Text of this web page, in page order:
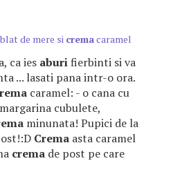
de mere si cremacaramel
ca ies aburifierbinti si va
... lasati pana intr-o ora.
caramel: - o cana cu
cubulete,
minunata! Pupici de la
Crema asta caramel
crema de post pe care